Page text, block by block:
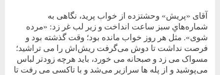
آقای «پریش» وحشتزده از خواب پرید، نگاهی به
شماره‌هایِ سبز ساعت انداخت و زیر لب غر زد: «مرده
شوی». مثل هر روز خواب مانده بود؛ وقت گذشته بود و
فرصت نداشت تا دوش می‌گرفت ریش‌اش را می تراشید؛
مسواک می زد و صبحانه می خورد، باید هرچه زودتر لباس
می‌پوشید و از پله ها سرازیر می‌شد و با تاکسی می رفت تا